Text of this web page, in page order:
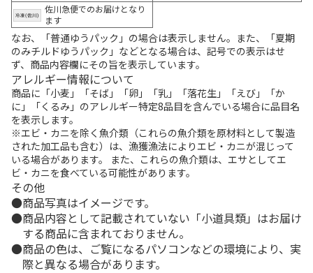
佐川急便でのお届けとなり
ます
なお、「普通ゆうパック」の場合は表示しません。また、「夏期
のみチルドゆうパック」などとなる場合は、記号での表示はせ
ず、商品内容欄にその旨を表示しています。
アレルギー情報について
商品に「小麦」「そば」「卵」「乳」「落花生」「えび」「か
に」「くるみ」のアレルギー特定8品目を含んでいる場合に品目名
を表示します。
※エビ・カニを除く魚介類（これらの魚介類を原材料として製造
された加工品も含む）は、漁獲漁法によりエビ・カニが混じって
いる場合があります。 また、これらの魚介類は、エサとしてエ
ビ・カニを食べている可能性があります。
その他
商品写真はイメージです。
商品内容として記載されていない「小道具類」はお届け
する商品に含まれておりません。
商品の色は、ご覧になるパソコンなどの環境により、実
際と異なる場合があります。